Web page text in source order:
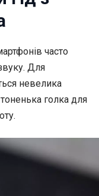
часто
Для
невелика
тоненька голка для